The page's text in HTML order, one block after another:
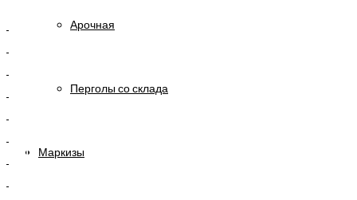
Арочная
Перголы со склада
Маркизы